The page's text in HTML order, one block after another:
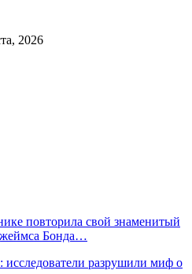
2026
повторила свой знаменитый
Бонда…
разрушили миф о